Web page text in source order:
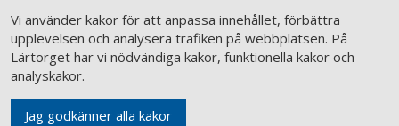
Vi använder kakor för att anpassa innehållet, förbättra
upplevelsen och analysera trafiken på webbplatsen. På
Lärtorget har vi nödvändiga kakor, funktionella kakor och
analyskakor.
Jag godkänner alla kakor